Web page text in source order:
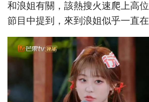
和浪姐有關，該熱搜火速爬上高
節目中提到，來到浪姐似乎一直